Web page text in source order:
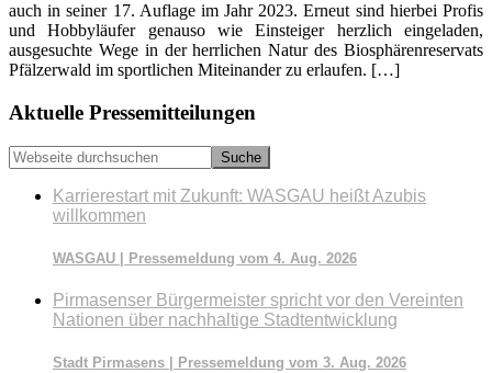
auch in seiner 17. Auflage im Jahr 2023. Erneut sind hierbei Profis
und Hobbyläufer genauso wie Einsteiger herzlich eingeladen,
ausgesuchte Wege in der herrlichen Natur des Biosphärenreservats
Pfälzerwald im sportlichen Miteinander zu erlaufen. […]
Seitenspalte
Aktuelle Pressemitteilungen
Webseite
durchsuchen
Karrierestart mit Zukunft: WASGAU heißt Azubis
willkommen
WASGAU | Pressemeldung vom 4. Aug. 2026
Pirmasenser Bürgermeister spricht vor den Vereinten
Nationen über nachhaltige Stadtentwicklung
Stadt Pirmasens | Pressemeldung vom 3. Aug. 2026